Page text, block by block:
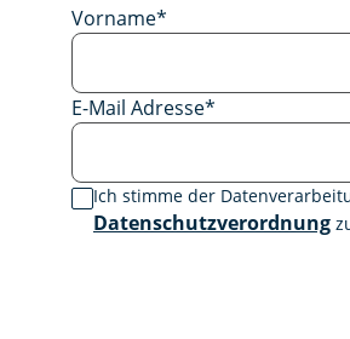
Vorname*
E-Mail Adresse*
Ich stimme der
Datenschutzverordnung